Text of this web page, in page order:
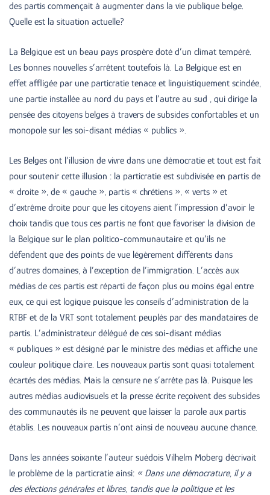
des partis commençait à augmenter dans la vie publique belge.
Quelle est la situation actuelle?
La Belgique est un beau pays prospère doté d’un climat tempéré.
Les bonnes nouvelles s’arrêtent toutefois là. La Belgique est en
effet affligée par une particratie tenace et linguistiquement scindée,
une partie installée au nord du pays et l’autre au sud , qui dirige la
pensée des citoyens belges à travers de subsides confortables et un
monopole sur les soi-disant médias « publics ».
Les Belges ont l’illusion de vivre dans une démocratie et tout est fait
pour soutenir cette illusion : la particratie est subdivisée en partis de
« droite », de « gauche », partis « chrétiens », « verts » et
d’extrême droite pour que les citoyens aient l’impression d’avoir le
choix tandis que tous ces partis ne font que favoriser la division de
la Belgique sur le plan politico-communautaire et qu’ils ne
défendent que des points de vue légèrement différents dans
d’autres domaines, à l’exception de l’immigration. L’accès aux
médias de ces partis est réparti de façon plus ou moins égal entre
eux, ce qui est logique puisque les conseils d’administration de la
RTBF et de la VRT sont totalement peuplés par des mandataires de
partis. L’administrateur délégué de ces soi-disant médias
« publiques » est désigné par le ministre des médias et affiche une
couleur politique claire. Les nouveaux partis sont quasi totalement
écartés des médias. Mais la censure ne s’arrête pas là. Puisque les
autres médias audiovisuels et la presse écrite reçoivent des subsides
des communautés ils ne peuvent que laisser la parole aux partis
établis. Les nouveaux partis n’ont ainsi de nouveau aucune chance.
Dans les années soixante l’auteur suédois Vilhelm Moberg décrivait
le problème de la particratie ainsi: « Dans une démocrature, il y a
des élections générales et libres, tandis que la politique et les